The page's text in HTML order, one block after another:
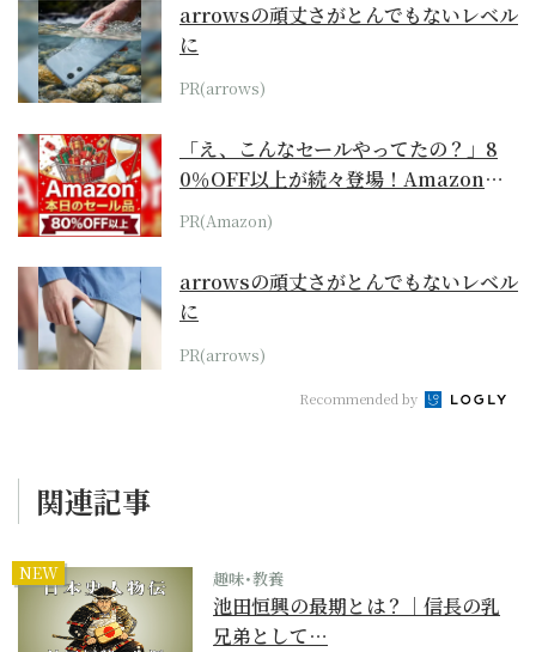
arrowsの頑丈さがとんでもないレベル
に
PR(arrows)
「え、こんなセールやってたの？」8
0％OFF以上が続々登場！Amazonの
本気が...
PR(Amazon)
arrowsの頑丈さがとんでもないレベル
に
PR(arrows)
Recommended by
関連記事
NEW 趣味･教養
池田恒興の最期とは？｜信長の乳
兄弟として…